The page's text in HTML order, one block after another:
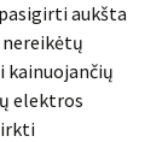
aukšta
kainuojančių
elektros